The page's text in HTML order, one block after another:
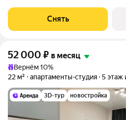
проживания. Мы можем показать вам
же детально, как
Снять
52 000 ₽ в месяц
Вернём 10%
22 м²
апартаменты-студия 5 этаж
3D-тур новостройка